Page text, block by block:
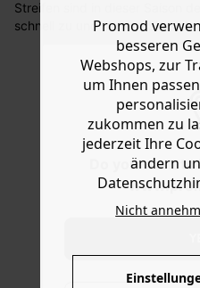
Do you want
Sie haben das Recht binnen30
Ware die Artikel
Streifen sind in dieser Saison
schnell zu und sichern Sie sich
zahlreiche trendy Outfits mit
Viskose, Baumwolle und
Bluse, Hemdblusenkleid oder
Stoffzuschnitt gelingt Ihnen
Promod
besseren
Webshops, zur
um Ihnen
zukommen zu
jederzeit Ihre
ändern
Nicht